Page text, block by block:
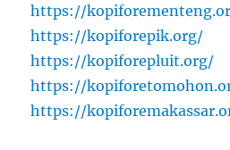
https://
https://kopiforepik.org/
https://kopiforepluit.org/
https://
https://